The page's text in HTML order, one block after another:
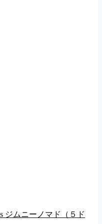
ジムニーノマド（５ド